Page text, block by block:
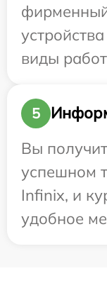
виды
5
Вы
успешном
Infinix, и
удобное